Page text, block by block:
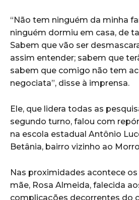
“Não tem ninguém da minha
ninguém dormiu em casa, de
Sabem que vão ser
assim entender; sabem que
sabem que comigo não tem
negociata”, disse à imprensa.
Ele, que lidera todas as
segundo turno, falou com
na escola estadual Antônio
Betânia, bairro vizinho ao
Nas proximidades acontece os
mãe, Rosa Almeida, falecida
complicações decorrentes do